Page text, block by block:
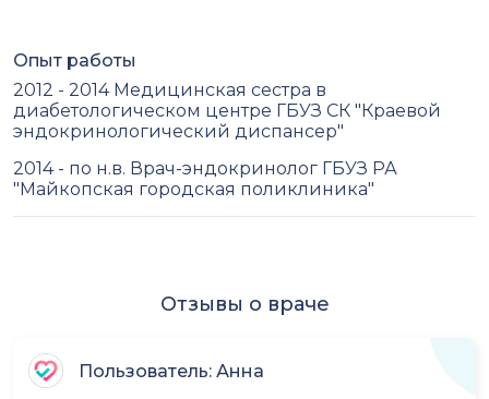
Опыт работы
2012 - 2014 Медицинская сестра в
диабетологическом центре ГБУЗ СК "Краевой
эндокринологический диспансер"
2014 - по н.в. Врач-эндокринолог ГБУЗ РА
"Майкопская городская поликлиника"
Отзывы о враче
Пользователь: Анна